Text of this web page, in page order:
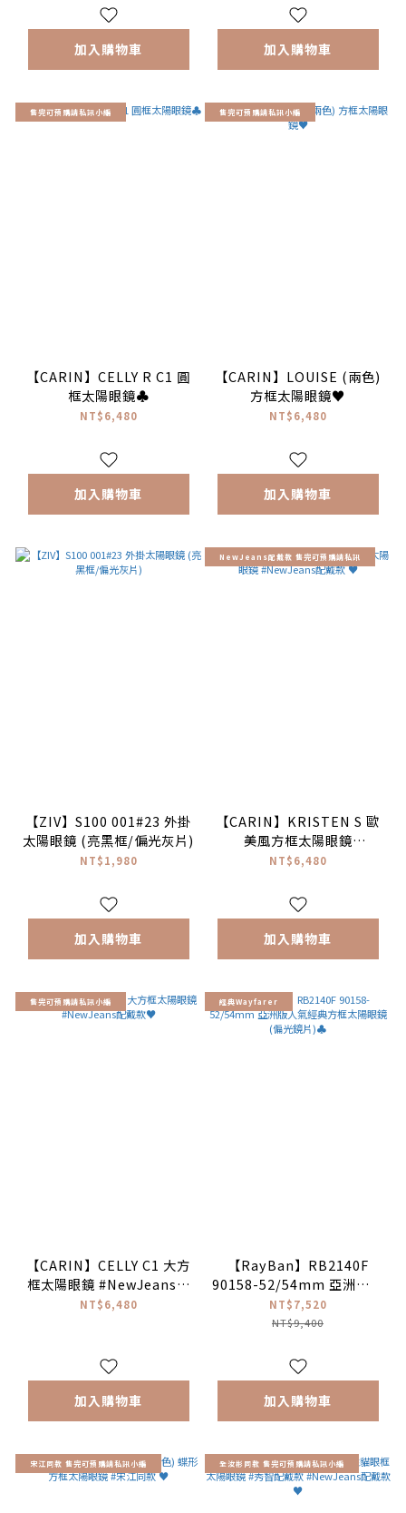
加入購物車 加入購物車
售完可預購請私訊小編
【CARIN】CELLY R C1 圓
框太陽眼鏡♣
NT$6,480
加入購物車
售完可預購請私訊小編
【CARIN】LOUISE (兩色)
方框太陽眼鏡♥
NT$6,480
加入購物車
【ZIV】S100 001#23 外掛
太陽眼鏡 (亮黑框/偏光灰片)
NT$1,980
加入購物車
NewJeans配戴款 售完可預購請私訊
【CARIN】KRISTEN S 歐
美風方框太陽眼鏡
#NewJeans配戴款 ♥
NT$6,480
加入購物車
售完可預購請私訊小編
【CARIN】CELLY C1 大方
框太陽眼鏡 #NewJeans配
戴款♥
NT$6,480
加入購物車
經典Wayfarer
【RayBan】RB2140F
90158-52/54mm 亞洲版人
氣經典方框太陽眼鏡 (偏光
鏡片)♣
NT$7,520
NT$9,400
加入購物車
宋江同款 售完可預購請私訊小編 全汝彬同款 售完可預購請私訊小編